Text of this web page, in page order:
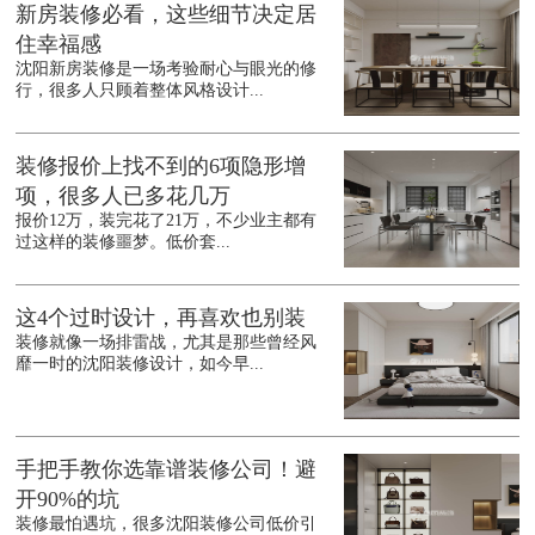
新房装修必看，这些细节决定居
住幸福感
沈阳新房装修是一场考验耐心与眼光的修
行，很多人只顾着整体风格设计...
装修报价上找不到的6项隐形增
项，很多人已多花几万
报价12万，装完花了21万，不少业主都有
过这样的装修噩梦。低价套...
这4个过时设计，再喜欢也别装
装修就像一场排雷战，尤其是那些曾经风
靡一时的沈阳装修设计，如今早...
手把手教你选靠谱装修公司！避
开90%的坑
装修最怕遇坑，很多沈阳装修公司低价引